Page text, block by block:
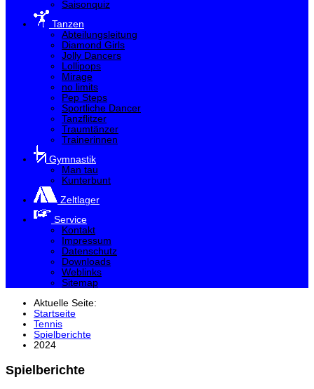
Saisonquiz
Tanzen
Abteilungsleitung
Diamond Girls
Jolly Dancers
Lollipops
Mirage
no limits
Pep Steps
Sportliche Dancer
Tanzflitzer
Traumtänzer
Trainerinnen
Gymnastik
Man tau
Kunterbunt
Zeltlager
Service
Kontakt
Impressum
Datenschutz
Downloads
Weblinks
Sitemap
Aktuelle Seite:
Startseite
Tennis
Spielberichte
2024
Spielberichte